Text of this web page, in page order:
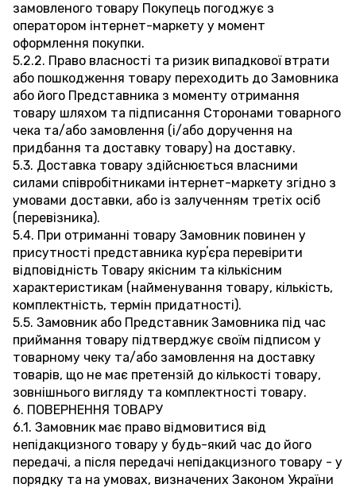
замовленого товару Покупець погоджує з
оператором інтернет-маркету у момент
оформлення покупки.
5.2.2. Право власності та ризик випадкової втрати
або пошкодження товару переходить до Замовника
або його Представника з моменту отримання
товару шляхом та підписання Сторонами товарного
чека та/або замовлення (і/або доручення на
придбання та доставку товару) на доставку.
5.3. Доставка товару здійснюється власними
силами співробітниками інтернет-маркету згідно з
умовами доставки, або із залученням третіх осіб
(перевізника).
5.4. При отриманні товару Замовник повинен у
присутності представника курʼєра перевірити
відповідність Товару якісним та кількісним
характеристикам (найменування товару, кількість,
комплектність, термін придатності).
5.5. Замовник або Представник Замовника під час
приймання товару підтверджує своїм підписом у
товарному чеку та/або замовлення на доставку
товарів, що не має претензій до кількості товару,
зовнішнього вигляду та комплектності товару.
6. ПОВЕРНЕННЯ ТОВАРУ
6.1. Замовник має право відмовитися від
непідакцизного товару у будь-який час до його
передачі, а після передачі непідакцизного товару - у
порядку та на умовах, визначених Законом України